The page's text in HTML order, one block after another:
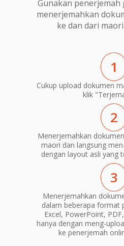
Gunakan
menerjemahkan
ke dan dari
1
Cukup upload dokumen
klik
2
Menerjemahkan
maori dan langsung
dengan layout asli yang
3
Menerjemahkan
dalam beberapa format
Excel, PowerPoint,
hanya dengan meng-
ke penerjemah